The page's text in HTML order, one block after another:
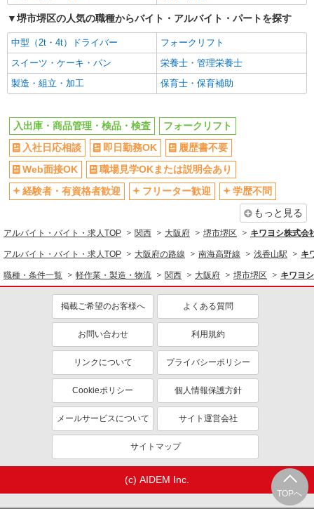
土日祝休み
車通勤OK
バイク通勤OK
自転車通勤OK
無期雇用派遣
交通費支給
社会保険あり
制服貸与
研修制度あり
軽作業・製造・物流
入出庫・商品管理・検品・検査
フォークリフト
同じ特徴から求人を探す
堺市堺区の人気の職種からバイト・アルバイト・パートを探す
中型（2t・4t）ドライバー
フォークリフト
スイーツ・ケーキ・パン
栄養士・管理栄養士
製造・組立・加工
保育士・保育補助
TOPへ
入出庫・商品管理・検品・検査
フォークリフト
入社日応相談
即日勤務OK
履歴書不要
Web面接OK
職場見学OKまたは説明会あり
経験者・有資格者歓迎
フリーター歓迎
学歴不問
もっと見る
アルバイト・バイト・求人TOP 関西 大阪府 堺市堺区 キワヨシ株式会
アルバイト・バイト・求人TOP 大阪府の路線 南海高野線 浅香山駅 キ
職種・条件一覧 軽作業・製造・物流 関西 大阪府 堺市堺区 キワヨ
掲載ご希望のお客様へ よくある質問
お問い合わせ 利用規約
リンクについて プライバシーポリシー
Cookieポリシー 個人情報保護方針
メールサービスについて サイト運営会社
サイトマップ
(c) AIDEM Inc.